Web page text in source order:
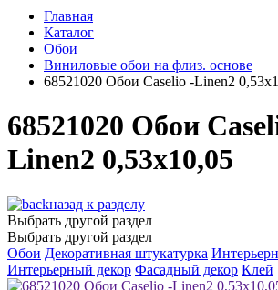
Главная
Каталог
Обои
Виниловые обои на флиз. основе
68521020 Обои Caselio -Linen2
68521020 Обои
Linen2 0,53х10,05
назад к разделу
Выбрать другой раздел
Выбрать другой раздел
Обои Декоративная штукатурка
Интерьерный декор Фасадный декор Клей